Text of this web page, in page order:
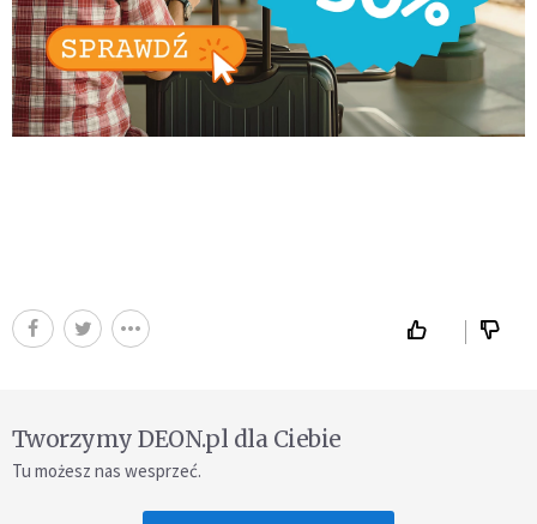
Tworzymy DEON.pl dla Ciebie
Tu możesz nas wesprzeć.